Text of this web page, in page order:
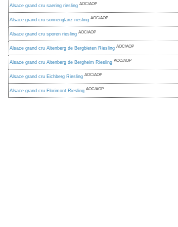
Alsace grand cru saering riesling AOC/AOP
Alsace grand cru sonnenglanz riesling AOC/AOP
Alsace grand cru sporen riesling AOC/AOP
Alsace grand cru Altenberg de Bergbieten Riesling AOC/AOP
Alsace grand cru Altenberg de Bergheim Riesling AOC/AOP
Alsace grand cru Eichberg Riesling AOC/AOP
Alsace grand cru Florimont Riesling AOC/AOP